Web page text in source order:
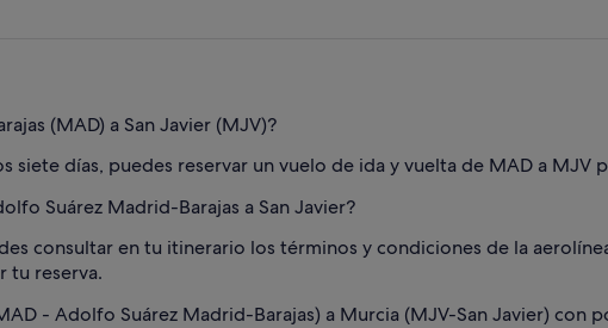
(MAD) a San Javier (MJV)?
siete días, puedes reservar un vuelo de ida y vuelta de MAD a MJV
Suárez Madrid-Barajas a San Javier?
consultar en tu itinerario los términos y condiciones de la
tu reserva.
- Adolfo Suárez Madrid-Barajas) a Murcia (MJV-San Javier) con